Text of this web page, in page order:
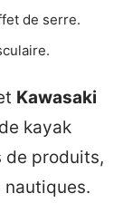
de serre.
Kawasaki
kayak
de produits,